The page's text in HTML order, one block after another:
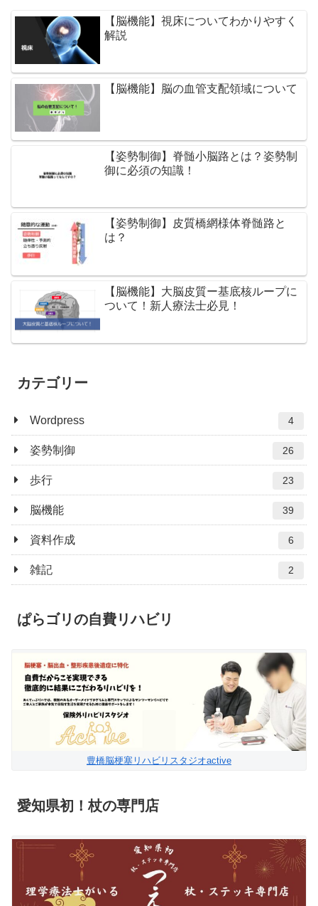
【脳機能】視床についてわかりやすく
解説
【脳機能】脳の血管支配領域について
【姿勢制御】脊髄小脳路とは？姿勢制
御に必須の知識！
【姿勢制御】皮質橋網様体脊髄路と
は？
【脳機能】大脳皮質ー基底核ループに
ついて！新人療法士必見！
カテゴリー
Wordpress 4
姿勢制御 26
歩行 23
脳機能 39
資料作成 6
雑記 2
ぱらゴリの自費リハビリ
豊橋脳梗塞リハビリスタジオactive
愛知県初！杖の専門店